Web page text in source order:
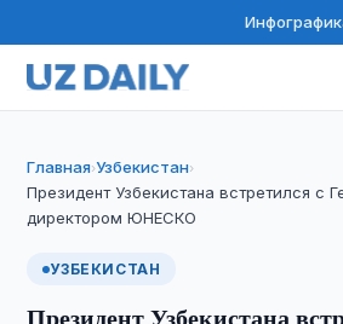
Главная›Узбекистан›
Президент Узбекистана встретился с
директором ЮНЕСКО
УЗБЕКИСТАН